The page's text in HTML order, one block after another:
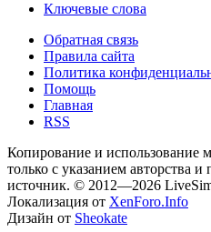
Ключевые слова
Обратная связь
Правила сайта
Политика
Помощь
Главная
RSS
Копирование и использование
только с указанием авторства
источник. © 2012—2026
Локализация от XenForo.Info
Дизайн от Sheokate